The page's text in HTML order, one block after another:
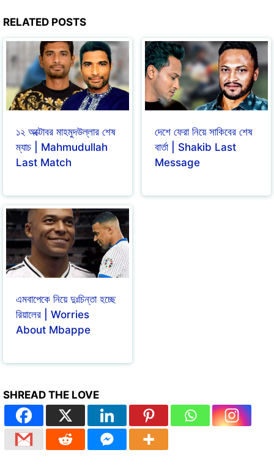
RELATED POSTS
১২ অক্টোবর মাহমুদউল্লার শেষ
ম্যাচ | Mahmudullah
Last Match
দেশে ফেরা নিয়ে সাকিবের শেষ
বার্তা | Shakib Last
Message
এমবাপেকে নিয়ে দুঃচিন্তা হচ্ছে
রিয়ালের | Worries
About Mbappe
SHREAD THE LOVE